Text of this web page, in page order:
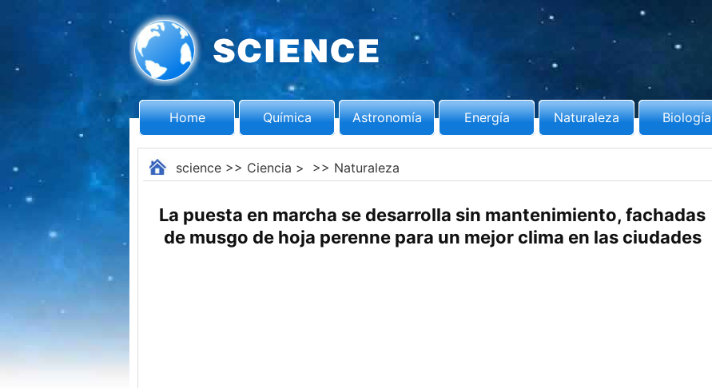
Home Química Astronomía Energía Naturaleza Biología
science>> Ciencia > >> Naturaleza
La puesta en marcha se desarrolla sin mantenimiento, fachadas
de musgo de hoja perenne para un mejor clima en las ciudades